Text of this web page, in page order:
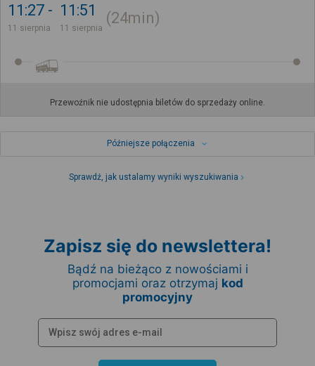
11:27
11 sierpnia
11:51
11 sierpnia
24min
Przewoźnik nie udostępnia biletów do sprzedaży online.
Późniejsze połączenia
Sprawdź, jak ustalamy wyniki wyszukiwania
Zapisz się do newslettera!
Bądź na bieżąco z nowościami i
promocjami oraz otrzymaj kod
promocyjny